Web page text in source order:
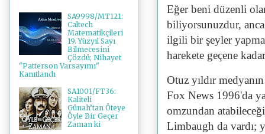
Eğer beni düzenli
biliyorsunuzdur,
ilgili bir şeyler
harekete geçene
Otuz yıldır
Fox News 1996'da
omzundan
Limbaugh da vardı;
SA9998/MT121:
Caltech
Matematikçileri
19. Yüzyıl Sayı
Bilmecesini
Çözdü; Nihayet
"Patterson Varsayımı"
Kanıtlandı
SA1001/FT36:
Kaliteli
Günah’tan Öteye
Öyle Bir Geçer
Zaman ki